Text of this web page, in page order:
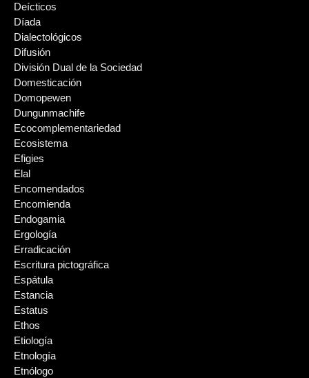
Deícticos
Díada
Dialectológicos
Difusión
División Dual de la Sociedad
Domesticación
Domopewen
Dungunmachife
Ecocomplementariedad
Ecosistema
Efigies
Elal
Encomendados
Encomienda
Endogamia
Ergología
Erradicación
Escritura pictográfica
Espátula
Estancia
Estatus
Ethos
Etiología
Etnología
Etnólogo